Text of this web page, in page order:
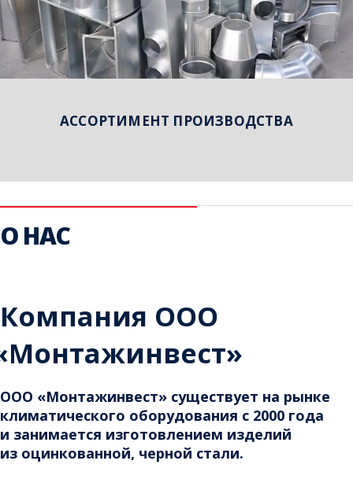
АССОРТИМЕНТ ПРОИЗВОДСТВА
О НАС
Компания ООО
»
ООО «Монтажинвест» существует на рынке
климатического оборудования с 2000 года
и занимается изготовлением изделий
из оцинкованной, черной стали.